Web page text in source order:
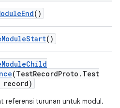
End()
ModuleStart()
ModuleChild
(TestRecordProto . Test
record)
referensi turunan untuk modul.